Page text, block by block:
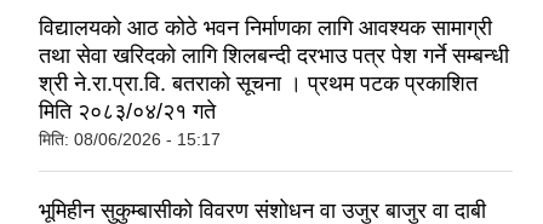
विद्यालयको आठ कोठे भवन निर्माणका लागि आवश्यक सामाग्री
तथा सेवा खरिदको लागि शिलबन्दी दरभाउ पत्र पेश गर्ने सम्बन्धी
श्री ने.रा.प्रा.वि. बतराको सूचना । प्रथम पटक प्रकाशित
मिति २०८३/०४/२१ गते
मिति: 08/06/2026 - 15:17
भूमिहीन सुकुम्बासीको विवरण संशोधन वा उजुर बाजुर वा दाबी